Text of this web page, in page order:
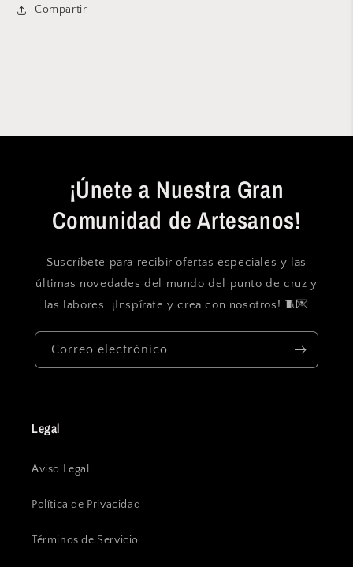
Compartir
¡Únete a Nuestra Gran
Comunidad de Artesanos!
Suscríbete para recibir ofertas especiales y las
últimas novedades del mundo del punto de cruz y
las labores. ¡Inspírate y crea con nosotros! 🧵💌
Correo electrónico
Legal
Aviso Legal
Política de Privacidad
Términos de Servicio